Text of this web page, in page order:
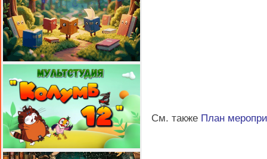
См. также План